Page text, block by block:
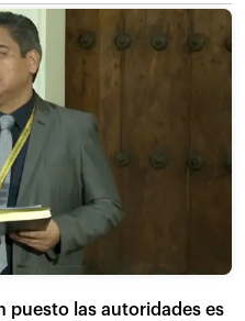
puesto las autoridades es